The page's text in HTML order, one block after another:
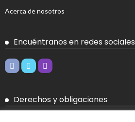
Acerca de nosotros
Encuéntranos en redes sociales
Derechos y obligaciones